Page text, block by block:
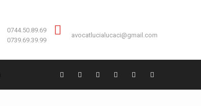
0744.50.89.69
0739.69.39.99
avocatlucialucaci@gmail.com